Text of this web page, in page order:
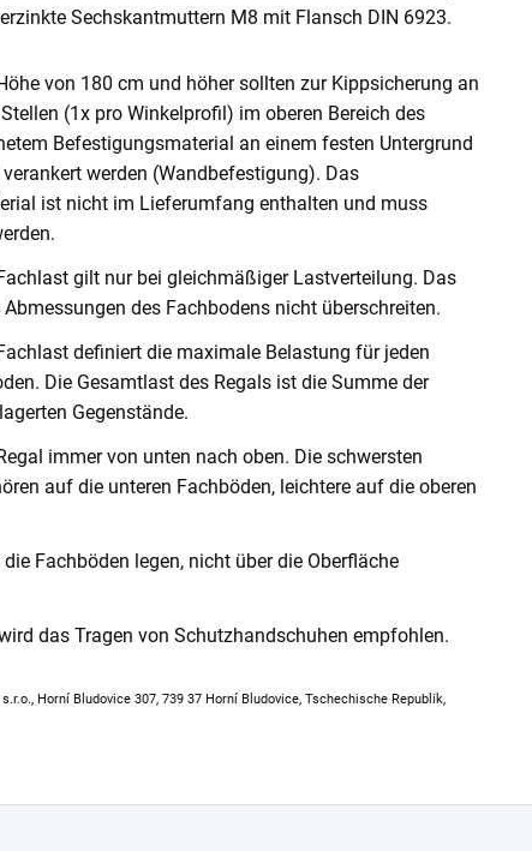
Sechskantmuttern M8 mit Flansch DIN 6923.
von 180 cm und höher sollten zur Kippsicherung an
(1x pro Winkelprofil) im oberen Bereich des
Befestigungsmaterial an einem festen Untergrund
werden (Wandbefestigung). Das
ist nicht im Lieferumfang enthalten und muss
gilt nur bei gleichmäßiger Lastverteilung. Das
des Fachbodens nicht überschreiten.
definiert die maximale Belastung für jeden
Die Gesamtlast des Regals ist die Summe der
Gegenstände.
immer von unten nach oben. Die schwersten
auf die unteren Fachböden, leichtere auf die oberen
Fachböden legen, nicht über die Oberfläche
das Tragen von Schutzhandschuhen empfohlen.
Horní Bludovice 307, 739 37 Horní Bludovice, Tschechische Republik,